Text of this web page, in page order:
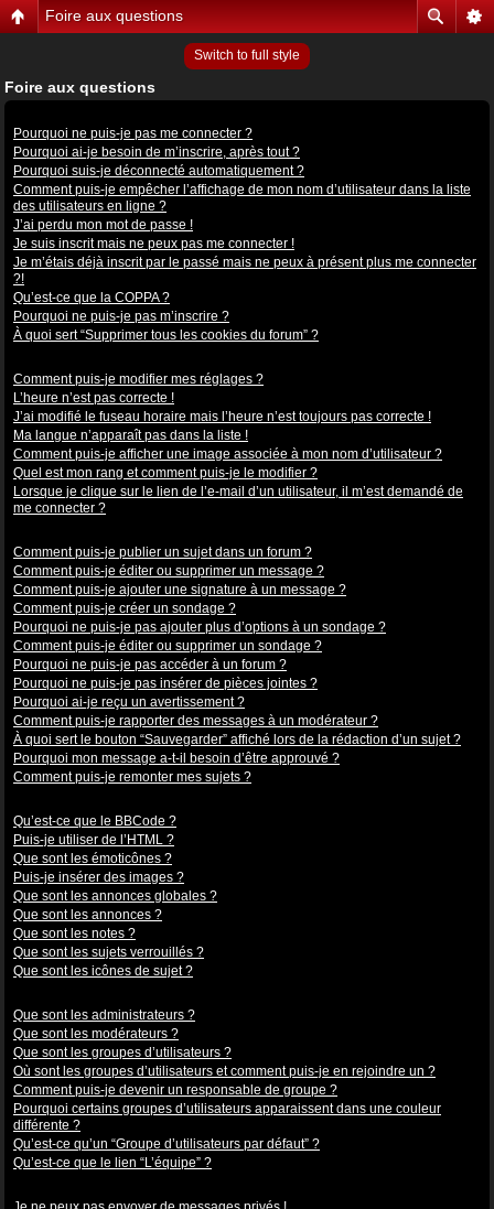
Foire aux questions
Switch to full style
Foire aux questions
Pourquoi ne puis-je pas me connecter ?
Pourquoi ai-je besoin de m’inscrire, après tout ?
Pourquoi suis-je déconnecté automatiquement ?
Comment puis-je empêcher l’affichage de mon nom d’utilisateur dans la liste
des utilisateurs en ligne ?
J’ai perdu mon mot de passe !
Je suis inscrit mais ne peux pas me connecter !
Je m’étais déjà inscrit par le passé mais ne peux à présent plus me connecter
?!
Qu’est-ce que la COPPA ?
Pourquoi ne puis-je pas m’inscrire ?
À quoi sert “Supprimer tous les cookies du forum” ?
Comment puis-je modifier mes réglages ?
L’heure n’est pas correcte !
J’ai modifié le fuseau horaire mais l’heure n’est toujours pas correcte !
Ma langue n’apparaît pas dans la liste !
Comment puis-je afficher une image associée à mon nom d’utilisateur ?
Quel est mon rang et comment puis-je le modifier ?
Lorsque je clique sur le lien de l’e-mail d’un utilisateur, il m’est demandé de
me connecter ?
Comment puis-je publier un sujet dans un forum ?
Comment puis-je éditer ou supprimer un message ?
Comment puis-je ajouter une signature à un message ?
Comment puis-je créer un sondage ?
Pourquoi ne puis-je pas ajouter plus d’options à un sondage ?
Comment puis-je éditer ou supprimer un sondage ?
Pourquoi ne puis-je pas accéder à un forum ?
Pourquoi ne puis-je pas insérer de pièces jointes ?
Pourquoi ai-je reçu un avertissement ?
Comment puis-je rapporter des messages à un modérateur ?
À quoi sert le bouton “Sauvegarder” affiché lors de la rédaction d’un sujet ?
Pourquoi mon message a-t-il besoin d’être approuvé ?
Comment puis-je remonter mes sujets ?
Qu’est-ce que le BBCode ?
Puis-je utiliser de l’HTML ?
Que sont les émoticônes ?
Puis-je insérer des images ?
Que sont les annonces globales ?
Que sont les annonces ?
Que sont les notes ?
Que sont les sujets verrouillés ?
Que sont les icônes de sujet ?
Que sont les administrateurs ?
Que sont les modérateurs ?
Que sont les groupes d’utilisateurs ?
Où sont les groupes d’utilisateurs et comment puis-je en rejoindre un ?
Comment puis-je devenir un responsable de groupe ?
Pourquoi certains groupes d’utilisateurs apparaissent dans une couleur
différente ?
Qu’est-ce qu’un “Groupe d’utilisateurs par défaut” ?
Qu’est-ce que le lien “L’équipe” ?